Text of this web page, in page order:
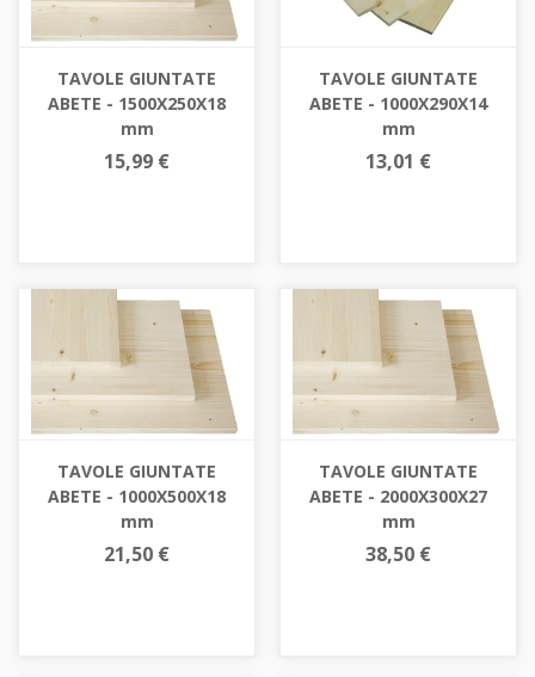
TAVOLE GIUNTATE
ABETE - 1500X250X18
mm
15,99 €
TAVOLE GIUNTATE
ABETE - 1000X290X14
mm
13,01 €
TAVOLE GIUNTATE
ABETE - 1000X500X18
mm
21,50 €
TAVOLE GIUNTATE
ABETE - 2000X300X27
mm
38,50 €